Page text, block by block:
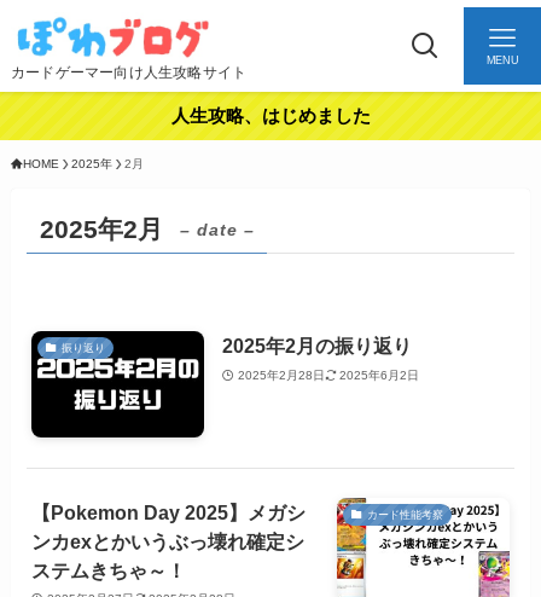
カードゲーマー向け人生攻略サイト
MENU
人生攻略、はじめました
HOME 2025年 2月
2025年2月 – date –
振り返り 2025年2月の振り返り
2025年2月28日 2025年6月2日
カード性能考察
【Pokemon Day 2025】メガシ
ンカexとかいうぶっ壊れ確定シ
ステムきちゃ～！